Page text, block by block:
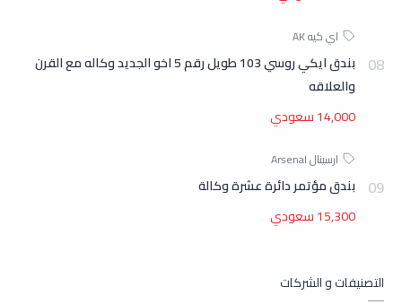
بندق ايكي روسي 103 طويل رقم 5 اخو الجديد وكاله مع القرن
والعلاقه
14,000 سعودي
بندق مؤتمر دائرة عشرة وكالة
15,300 سعودي
التصنيفات و الشركات